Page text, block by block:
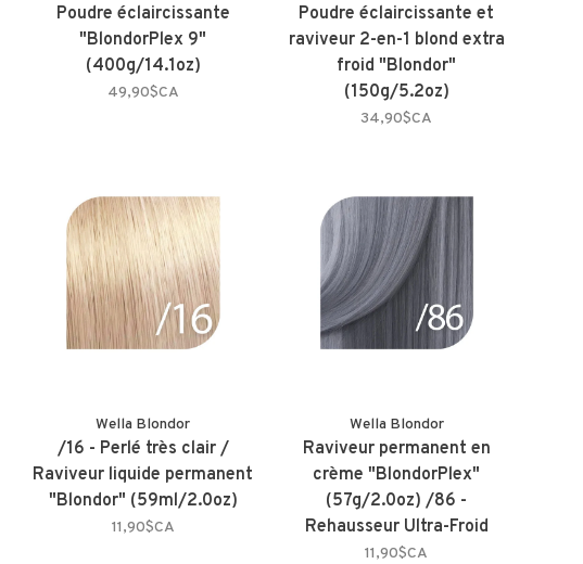
Poudre éclaircissante
"BlondorPlex 9"
(400g/14.1oz)
49,90$CA
Poudre éclaircissante et
raviveur 2-en-1 blond extra
froid "Blondor"
(150g/5.2oz)
34,90$CA
Wella Blondor
/16 - Perlé très clair /
Raviveur liquide permanent
"Blondor" (59ml/2.0oz)
11,90$CA
Wella Blondor
Raviveur permanent en
crème "BlondorPlex"
(57g/2.0oz) /86 -
Rehausseur Ultra-Froid
11,90$CA